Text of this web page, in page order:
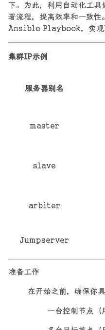
下。为此，利用自动化工
署流程，提高效率和一致性
Ansible Playbook，实现
集群IP示例
服务器别名
master
slave
arbiter
Jumpserver
准备工作
在开始之前，确保你
一台控制节点（